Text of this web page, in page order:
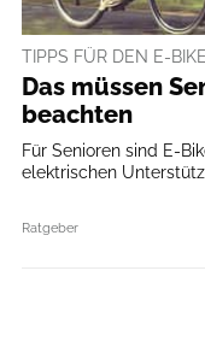
TIPPS FÜR DEN E-
Das müssen
beachten
Für Senioren sind E-
elektrischen
Ratgeber